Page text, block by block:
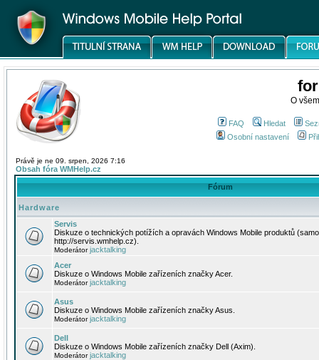
O
FAQ Hledat
Osobní nastavení
Právě je ne 09. srpen, 2026 7:16
Obsah fóra WMHelp.cz
Fórum
Hardware
Servis
Diskuze o technických potížích a opravách Windows Mobile produktů
http://servis.wmhelp.cz).
Moderátorjacktalking
Acer
Diskuze o Windows Mobile zařízeních značky Acer.
Moderátorjacktalking
Asus
Diskuze o Windows Mobile zařízeních značky Asus.
Moderátorjacktalking
Dell
Diskuze o Windows Mobile zařízeních značky Dell (Axim).
Moderátorjacktalking